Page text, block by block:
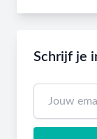
Schrijf je